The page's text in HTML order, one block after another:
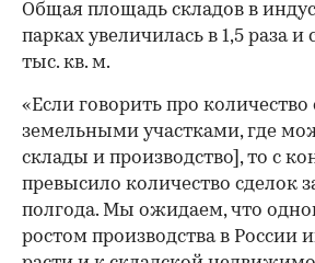
Общая площадь складов в
парках увеличилась в 1,5 раза и
тыс. кв. м.
«Если говорить про количество
земельными участками, где
склады и производство], то с
превысило количество сделок
полгода. Мы ожидаем, что
ростом производства в России